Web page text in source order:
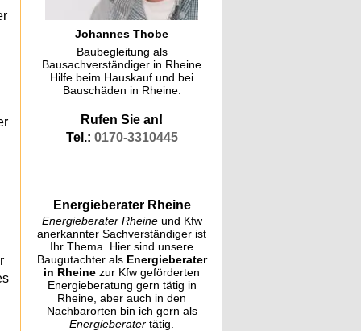
Johannes Thobe
Baubegleitung als
Bausachverständiger in Rheine
Hilfe beim Hauskauf und bei
Bauschäden in Rheine.
Rufen Sie an!
Tel.: 0170-3310445
Energieberater Rheine
Energieberater Rheineund Kfw
anerkannter Sachverständiger ist
Ihr Thema. Hier sind unsere
Baugutachter als Energieberater
in Rheine zur Kfw geförderten
Energieberatung gern tätig in
Rheine, aber auch in den
Nachbarorten bin ich gern als
Energieberater tätig.